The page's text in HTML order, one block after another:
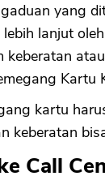
yang
lanjut
keberatan
Kartu
kartu
keberatan
Call